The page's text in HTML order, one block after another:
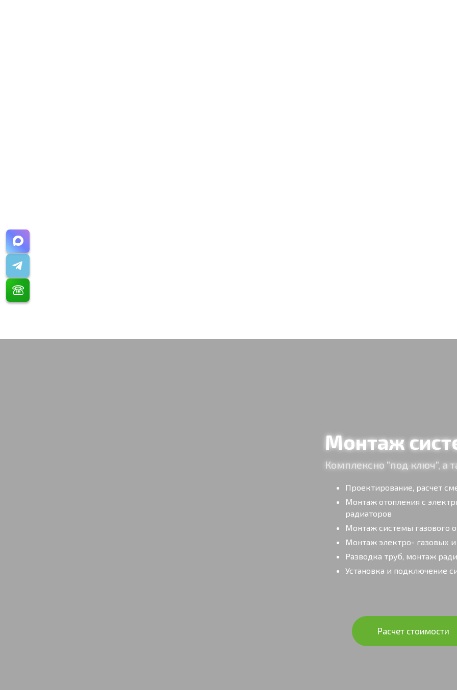
Монтаж
Комплексно "под ключ", а
Проектирование, расчет
Монтаж отопления с
радиаторов
Монтаж системы газового
Монтаж электро- газовых
Разводка труб, монтаж
Установка и подключение
Расчет стоимости